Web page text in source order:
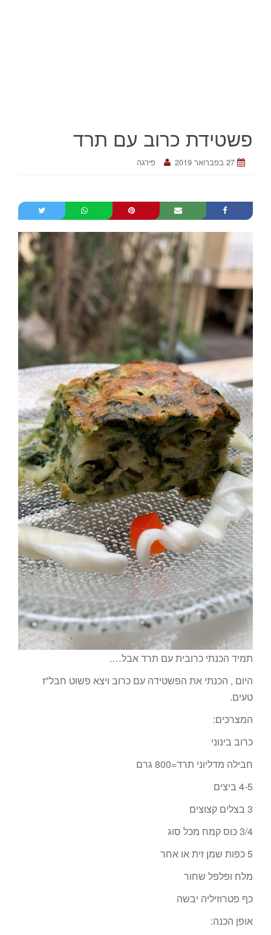
פשטידת כרוב עם תרד
27 בפברואר 2019 פירגה
תמיד הכנתי כרובית עם תרד אבל….
היום , הכנתי את הפשטידה עם כרוב ויצא פשוט חבל"ז
טעים.
המצרכים:
כרוב בינוני
חבילה מדליוני תרד=800 גרם
4-5 ביצים
3 בצלים קצוצים
3/4 כוס קמח מכל סוג
5 כפות שמן זית או אחר
מלח ופלפל שחור
כף פטרוזיליה יבשה
אופן הכנה: